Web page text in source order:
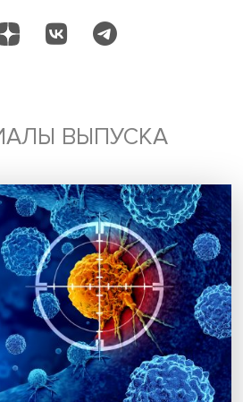
всегда в курсе !
на наши новости: